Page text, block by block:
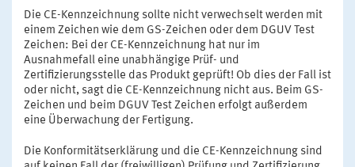
Die CE-Kennzeichnung sollte nicht verwechselt werden mit
einem Zeichen wie dem GS-Zeichen oder dem DGUV Test
Zeichen: Bei der CE-Kennzeichnung hat nur im
Ausnahmefall eine unabhängige Prüf- und
Zertifizierungsstelle das Produkt geprüft! Ob dies der Fall ist
oder nicht, sagt die CE-Kennzeichnung nicht aus. Beim GS-
Zeichen und beim DGUV Test Zeichen erfolgt außerdem
eine Überwachung der Fertigung.
Die Konformitätserklärung und die CE-Kennzeichnung sind